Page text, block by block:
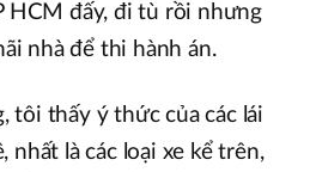
HCM đấy, đi tù rồi nhưng
nhà để thi hành án.
tôi thấy ý thức của các lái
nhất là các loại xe kể trên,